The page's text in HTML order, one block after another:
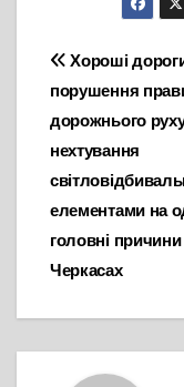
записів
Хороші
порушення
дорожнього руху
нехтування
елементами на
головні
Черкасах